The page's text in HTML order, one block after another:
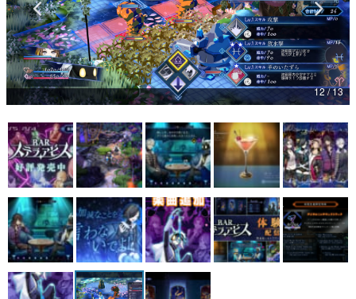
の起源や用法の変遷を、コンピューター文化史研究家・タ
イニーP氏が徹底調査。
カテゴリ
特集記事
マンガ
女性向け
アプリレビュー
その他
電ファミニコゲーマーとは？
運営：株式会社マレ
12 / 13